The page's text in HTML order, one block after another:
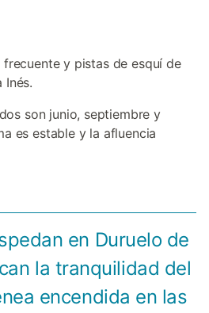
frecuente y pistas de esquí de
Inés.
son junio, septiembre y
es estable y la afluencia
en Duruelo de
la tranquilidad del
encendida en las